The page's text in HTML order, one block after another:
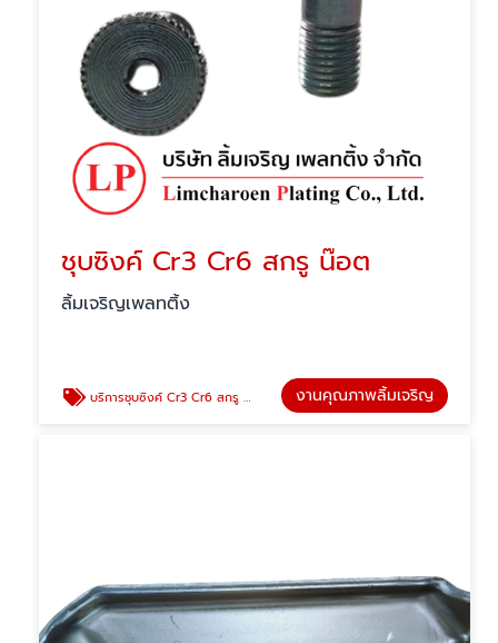
ชุบซิงค์ Cr3 Cr6 สกรู น๊อต
ลิ้มเจริญเพลทติ้ง
บริการชุบซิงค์ Cr3 Cr6 สกรู น๊อต งานคุณภาพลิ้มเจริญ